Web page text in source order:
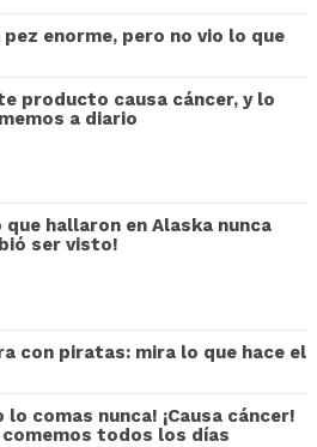
enorme, pero no vio lo que
producto causa cáncer, y lo
a diario
que hallaron en Alaska nunca
ser visto!
con piratas: mira lo que hace el
lo comas nunca! ¡Causa cáncer!
comemos todos los días